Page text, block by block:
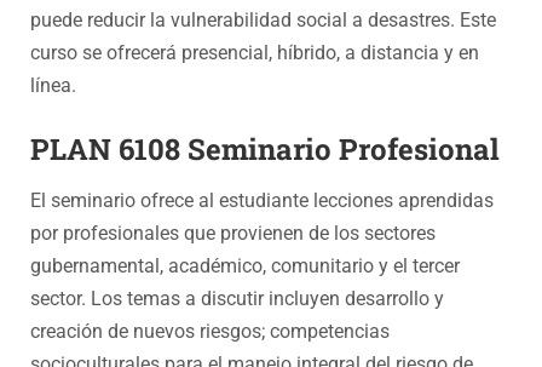
puede reducir la vulnerabilidad social a desastres. Este
curso se ofrecerá presencial, híbrido, a distancia y en
línea.
PLAN 6108 Seminario Profesional
El seminario ofrece al estudiante lecciones aprendidas
por profesionales que provienen de los sectores
gubernamental, académico, comunitario y el tercer
sector. Los temas a discutir incluyen desarrollo y
creación de nuevos riesgos; competencias